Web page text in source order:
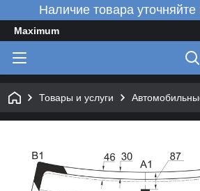
Наличие товара
Maximum
Товары и услуги